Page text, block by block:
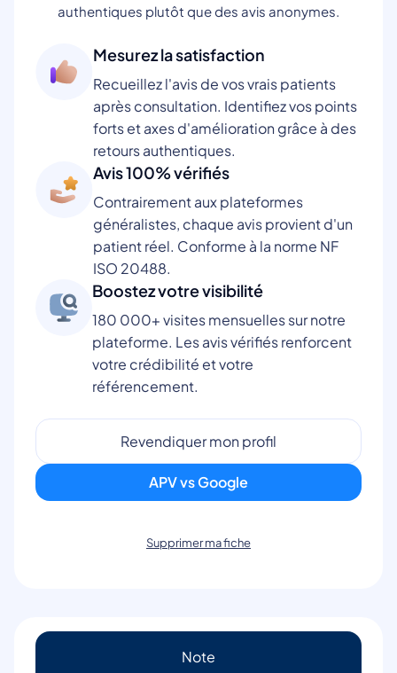
authentiques plutôt que des avis anonymes.
Mesurez la satisfaction
Recueillez l'avis de vos vrais patients
après consultation. Identifiez vos points
forts et axes d'amélioration grâce à des
retours authentiques.
Avis 100% vérifiés
Contrairement aux plateformes
généralistes, chaque avis provient d'un
patient réel. Conforme à la norme NF
ISO 20488.
Boostez votre visibilité
180 000+ visites mensuelles sur notre
plateforme. Les avis vérifiés renforcent
votre crédibilité et votre
référencement.
Revendiquer mon profil
APV vs Google
Supprimer ma fiche
Note